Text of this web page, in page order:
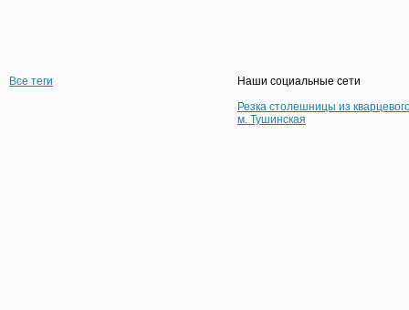
Все теги
Наши социальные сети
Резка столешницы из
м. Тушинская